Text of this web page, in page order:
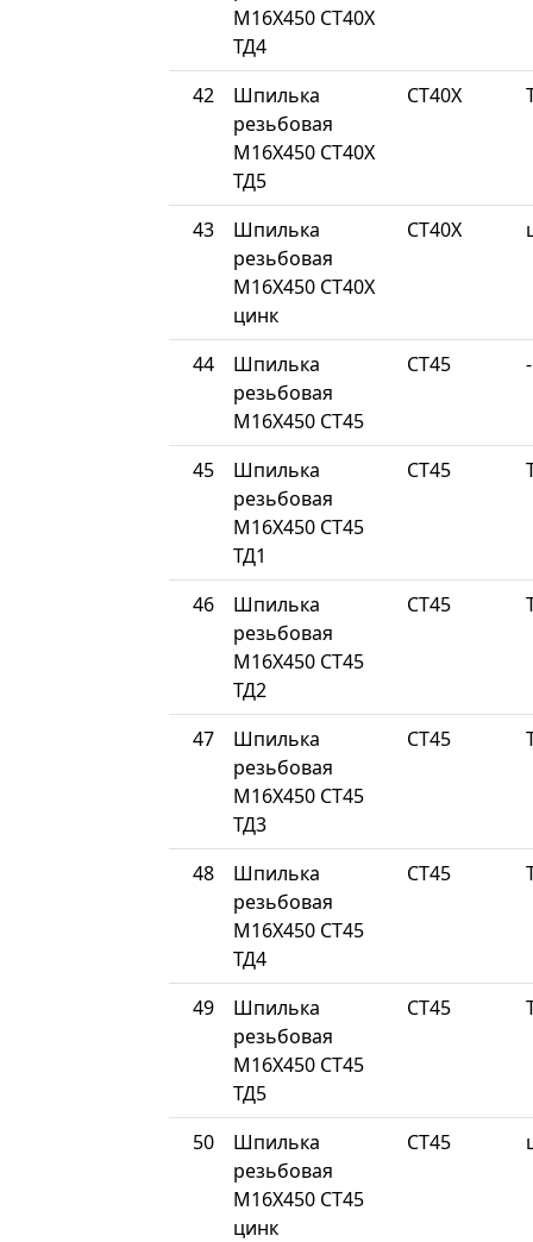
М16Х450 СТ40Х
ТД4
42
Шпилька
резьбовая
М16Х450 СТ40Х
ТД5
СТ40Х
43
Шпилька
резьбовая
М16Х450 СТ40Х
цинк
СТ40Х
44
Шпилька
резьбовая
М16Х450 СТ45
СТ45 -
45
Шпилька
резьбовая
М16Х450 СТ45
ТД1
СТ45
46
Шпилька
резьбовая
М16Х450 СТ45
ТД2
СТ45
47
Шпилька
резьбовая
М16Х450 СТ45
ТД3
СТ45
48
Шпилька
резьбовая
М16Х450 СТ45
ТД4
СТ45
49
Шпилька
резьбовая
М16Х450 СТ45
ТД5
СТ45
50
Шпилька
резьбовая
М16Х450 СТ45
цинк
СТ45